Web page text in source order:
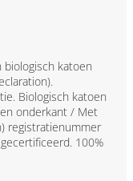
biologisch katoen
Biologisch katoen
onderkant / Met
registratienummer
100%